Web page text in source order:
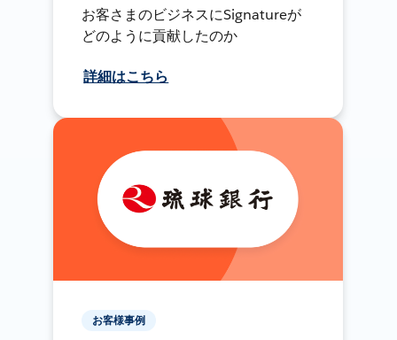
お客さまのビジネスにSignatureが
どのように貢献したのか
詳細はこちら
お客様事例